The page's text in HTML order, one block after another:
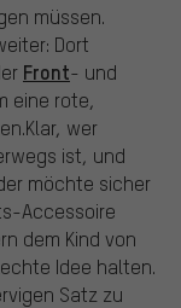
müssen.
Dort
Front- und
eine rote,
wer
ist, und
möchte sicher
Accessoire
dem Kind von
Idee halten.
Satz zu